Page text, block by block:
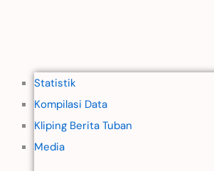
Statistik
Kompilasi Data
Kliping Berita Tuban
Media